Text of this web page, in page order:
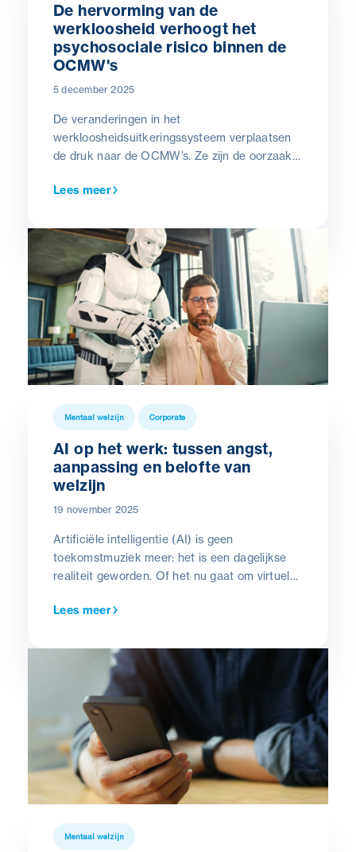
De hervorming van de
werkloosheid verhoogt het
psychosociale risico binnen de
OCMW's
5 december 2025
De veranderingen in het
werkloosheidsuitkeringssysteem verplaatsen
de druk naar de OCMW’s. Ze zijn de oorzaak
psychosociale last die onmiddellijke
Lees meer
Mentaal welzijn Corporate
AI op het werk: tussen angst,
aanpassing en belofte van
welzijn
19 november 2025
Artificiële intelligentie (AI) is geen
toekomstmuziek meer: het is een dagelijkse
realiteit geworden. Of het nu gaat om virtuele
ondersteuning bij beslissingen, AI-tools
van werken in de meeste sectoren.
Lees meer
Mentaal welzijn